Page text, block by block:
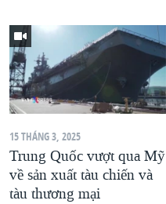
15 THÁNG 3, 2025
Trung Quốc vượt qua Mỹ
về sản xuất tàu chiến và
tàu thương mại